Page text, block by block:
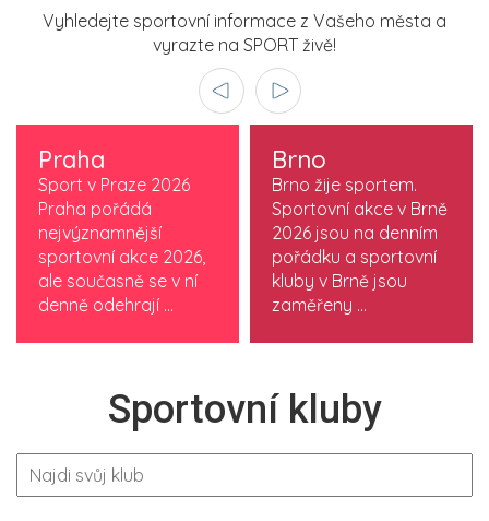
Vyhledejte sportovní informace z Vašeho města a
vyrazte na SPORT živě!
Praha
Sport v Praze 2026
Praha pořádá
nejvýznamnější
sportovní akce 2026,
ale současně se v ní
denně odehrají ...
Brno
Brno žije sportem.
Sportovní akce v Brně
2026 jsou na denním
pořádku a sportovní
kluby v Brně jsou
zaměřeny ...
Sportovní kluby